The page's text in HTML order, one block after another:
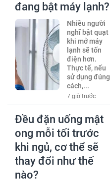
đang bật máy lạnh?
Nhiều người
nghĩ bật quạt
khi mở máy
lạnh sẽ tốn
điện hơn.
Thực tế, nếu
sử dụng đúng
cách,...
7 giờ trước
Đều đặn uống mật
ong mỗi tối trước
khi ngủ, cơ thể sẽ
thay đổi như thế
nào?